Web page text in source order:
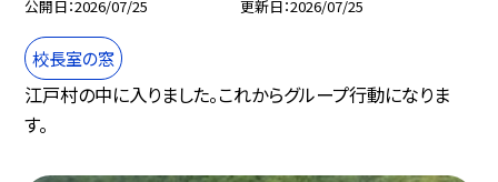
公開日 2026/07/25 更新日 2026/07/25
校長室の窓
江戸村の中に入りました。これからグループ行動になりま
す。